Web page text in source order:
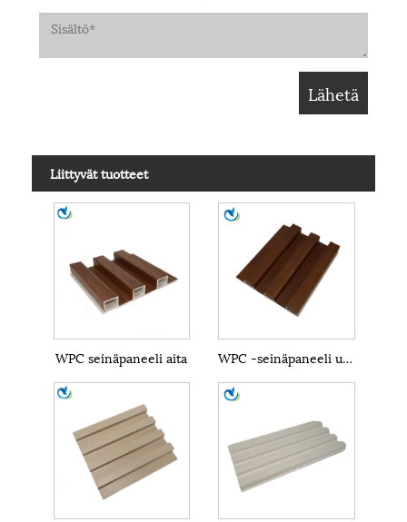
Liittyvät tuotteet
WPC seinäpaneeli aita WPC -seinäpaneeli ulkona